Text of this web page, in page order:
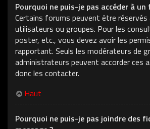
Pourquoi ne puis-je pas accéder à un
Certains forums peuvent être réservés
utilisateurs ou groupes. Pour les
poster, etc., vous devez avoir les
rapportant. Seuls les modérateurs de
administrateurs peuvent accorder ces
donc les contacter.
Haut
Pourquoi ne puis-je pas joindre des